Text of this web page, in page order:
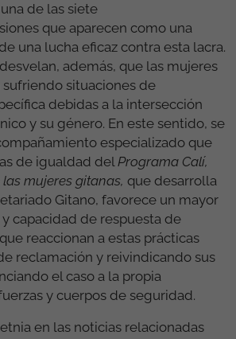
de las siete
que aparecen como una
una lucha eficaz contra esta lacra.
además, que las mujeres
situaciones de
debidas a la intersección
y su género. En este sentido, se
especializado que
de igualdad delPrograma Calí,
mujeres gitanas, que desarrolla
Gitano, favorece un mayor
capacidad de respuesta de
reaccionan a estas prácticas
reclamación y reivindicando sus
el caso a la propia
y cuerpos de seguridad.
en las noticias relacionadas